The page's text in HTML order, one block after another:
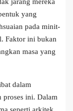
yang
pada minit-
Faktor ini bukan
masa yang
dalam
proses ini. Dalam